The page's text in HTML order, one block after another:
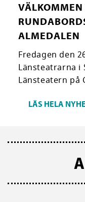
VÄLKOMMEN
ALMEDALEN
Fredagen den
Länsteatrarna
Länsteatern på
LÄS HELA